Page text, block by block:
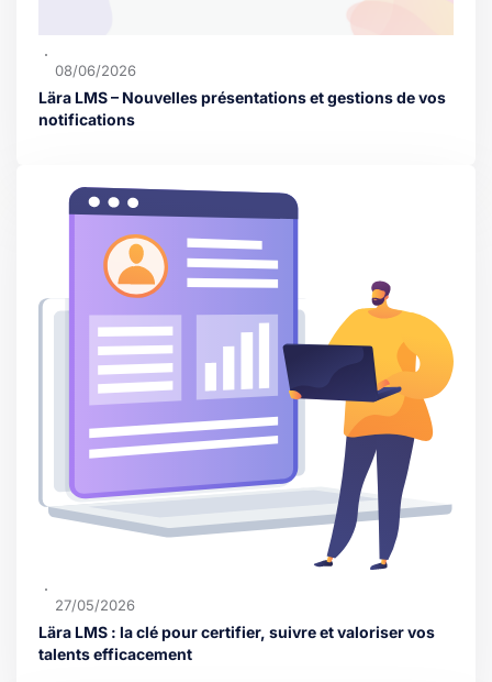
08/06/2026
Lära LMS – Nouvelles présentations et gestions de vos
notifications
27/05/2026
Lära LMS : la clé pour certifier, suivre et valoriser vos
talents efficacement